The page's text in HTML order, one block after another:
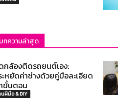
บทความล่าสุด
กล้องติดรถยนต์เอง:
ะหยัดค่าช่างด้วยคู่มือละเอียด
ขั้นตอน
นฝีมือ & DIY